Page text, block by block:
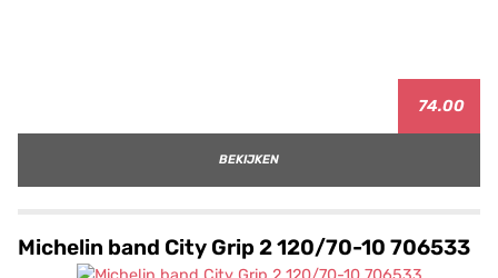
74.00
BEKIJKEN
Michelin band City Grip 2 120/70-10 706533